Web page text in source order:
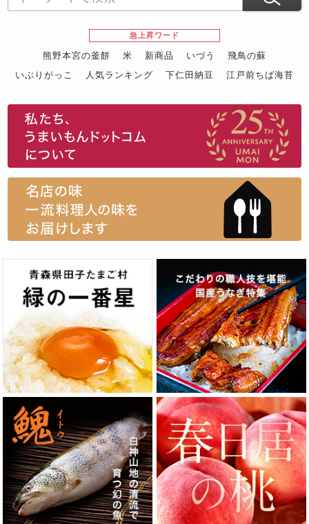
急上昇ワード
熊野本宮の釜餅 米 新商品 いづう
飛鳥の蘇
いぶりがっこ
人気ランキング 下仁田納豆
江戸前ちば海苔